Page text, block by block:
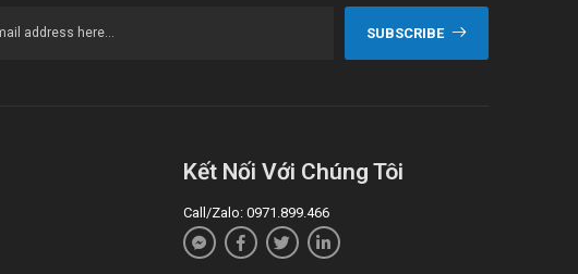
SUBSCRIBE
Kết Nối Với Chúng Tôi
Call/Zalo: 0971.899.466